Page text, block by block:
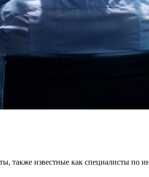
также известные как специалисты